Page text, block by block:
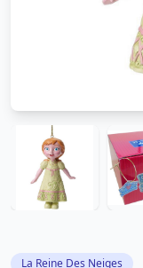
La Reine Des Neiges